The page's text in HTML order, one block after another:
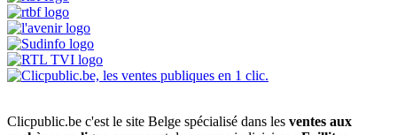
Clicpublic.be c'est le site Belge spécialisé dans les ventes aux